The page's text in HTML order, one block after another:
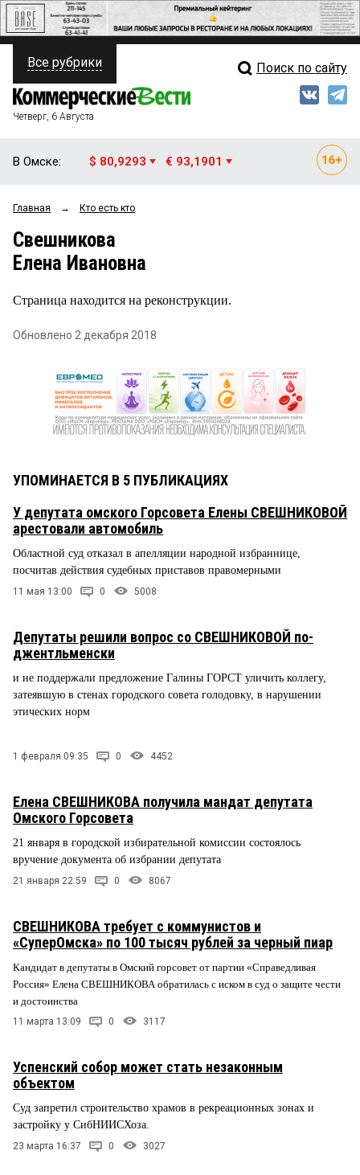
ПОЛИТИКА
ФИНАНСЫ
ОБЩЕСТВО
ЗАКОН
Свежий выпуск
Все рубрики Поиск по сайту
Четверг, 6 Августа
В Омске: $ 80,9293 € 93,1901
Главная → Кто есть кто
Свешникова
Елена Ивановна
Страница находится на реконструкции.
Обновлено 2 декабря 2018
УПОМИНАЕТСЯ В 5 ПУБЛИКАЦИЯХ
У депутата омского Горсовета Елены СВЕШНИКОВОЙ
арестовали автомобиль
Областной суд отказал в апелляции народной избраннице,
посчитав действия судебных приставов правомерными
11 мая 13:00 0 5008
Депутаты решили вопрос со СВЕШНИКОВОЙ по-
джентльменски
и не поддержали предложение Галины ГОРСТ уличить коллегу,
затеявшую в стенах городского совета голодовку, в нарушении
этических норм
1 февраля 09:35 0 4452
Елена СВЕШНИКОВА получила мандат депутата
Омского Горсовета
21 января в городской избирательной комиссии состоялось
вручение документа об избрании депутата
21 января 22:59 0 8067
СВЕШНИКОВА требует с коммунистов и
«СуперОмска» по 100 тысяч рублей за черный пиар
Кандидат в депутаты в Омский горсовет от партии «Справедливая
Россия» Елена СВЕШНИКОВА обратилась с иском в суд о защите чести
и достоинства
11 марта 13:09 0 3117
Успенский собор может стать незаконным
объектом
Суд запретил строительство храмов в рекреационных зонах и
застройку у СибНИИСХоза.
23 марта 16:37 0 3027